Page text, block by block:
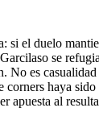
si el duelo
se
No es
corners haya
apuesta al